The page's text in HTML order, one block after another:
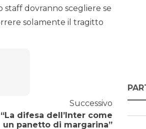
staff dovranno scegliere se
solamente il tragitto
Successivo
difesa dell’Inter come
un panetto di margarina”